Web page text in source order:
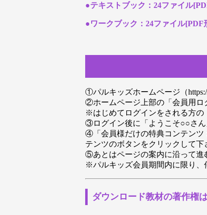
●テキストブック：24ファイル
●ワークブック：24ファイル[PDF
①パルキッズホームページ（
②ホームページ上部の「会員用ロ
※はじめてログインをされる方の
③ログイン後に「ようこそ○○さん
④「会員様だけの特典コンテンツ
テンツのボタンをクリックして下
⑤あとはページの案内に沿って進
※パルキッズ会員期間内に限り、
ダウンロード教材の著作権